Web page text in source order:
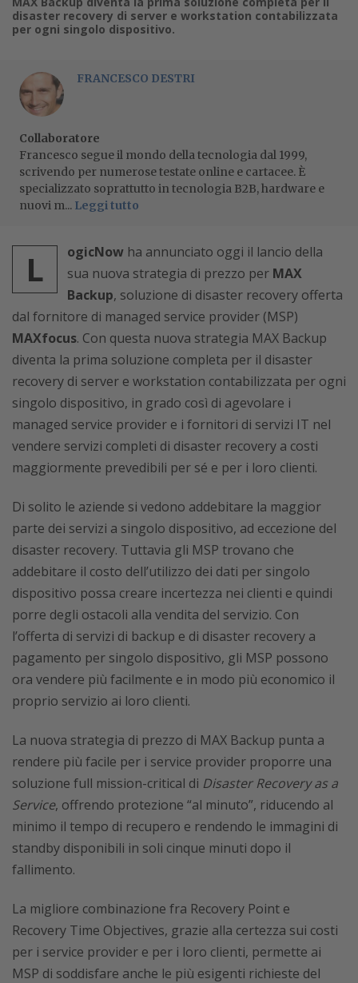
disaster recovery di server e workstation contabilizzata
per ogni singolo dispositivo.
FRANCESCO DESTRI
Collaboratore
Francesco segue il mondo della tecnologia dal 1999,
scrivendo per numerose testate online e cartacee. È
specializzato soprattutto in tecnologia B2B, hardware e
nuovi m... Leggi tutto
L ogicNow ha annunciato oggi il lancio della
sua nuova strategia di prezzo per MAX
Backup, soluzione di disaster recovery offerta
dal fornitore di managed service provider (MSP)
MAXfocus. Con questa nuova strategia MAX Backup
diventa la prima soluzione completa per il disaster
recovery di server e workstation contabilizzata per ogni
singolo dispositivo, in grado così di agevolare i
managed service provider e i fornitori di servizi IT nel
vendere servizi completi di disaster recovery a costi
maggiormente prevedibili per sé e per i loro clienti.
Di solito le aziende si vedono addebitare la maggior
parte dei servizi a singolo dispositivo, ad eccezione del
disaster recovery. Tuttavia gli MSP trovano che
addebitare il costo dell’utilizzo dei dati per singolo
dispositivo possa creare incertezza nei clienti e quindi
porre degli ostacoli alla vendita del servizio. Con
l’offerta di servizi di backup e di disaster recovery a
pagamento per singolo dispositivo, gli MSP possono
ora vendere più facilmente e in modo più economico il
proprio servizio ai loro clienti.
La nuova strategia di prezzo di MAX Backup punta a
rendere più facile per i service provider proporre una
soluzione full mission-critical di Disaster Recovery as a
Service, offrendo protezione “al minuto”, riducendo al
minimo il tempo di recupero e rendendo le immagini di
standby disponibili in soli cinque minuti dopo il
fallimento.
La migliore combinazione fra Recovery Point e
Recovery Time Objectives, grazie alla certezza sui costi
per i service provider e per i loro clienti, permette ai
MSP di soddisfare anche le più esigenti richieste del